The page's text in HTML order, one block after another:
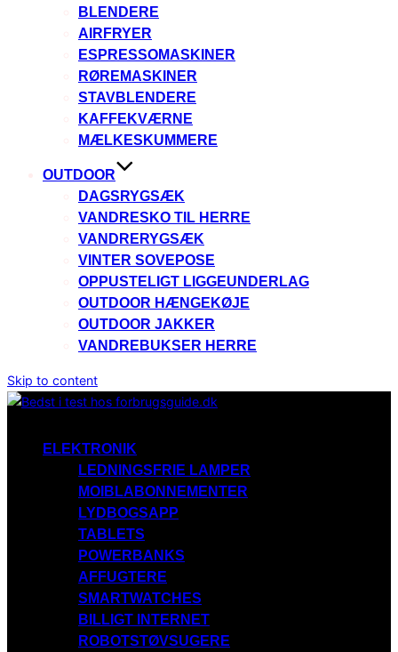
BLENDERE
AIRFRYER
ESPRESSOMASKINER
RØREMASKINER
STAVBLENDERE
KAFFEKVÆRNE
MÆLKESKUMMERE
OUTDOOR
DAGSRYGSÆK
VANDRESKO TIL HERRE
VANDRERYGSÆK
VINTER SOVEPOSE
OPPUSTELIGT LIGGEUNDERLAG
OUTDOOR HÆNGEKØJE
OUTDOOR JAKKER
VANDREBUKSER HERRE
Skip to content
ELEKTRONIK
LEDNINGSFRIE LAMPER
MOIBLABONNEMENTER
LYDBOGSAPP
TABLETS
POWERBANKS
AFFUGTERE
SMARTWATCHES
BILLIGT INTERNET
ROBOTSTØVSUGERE